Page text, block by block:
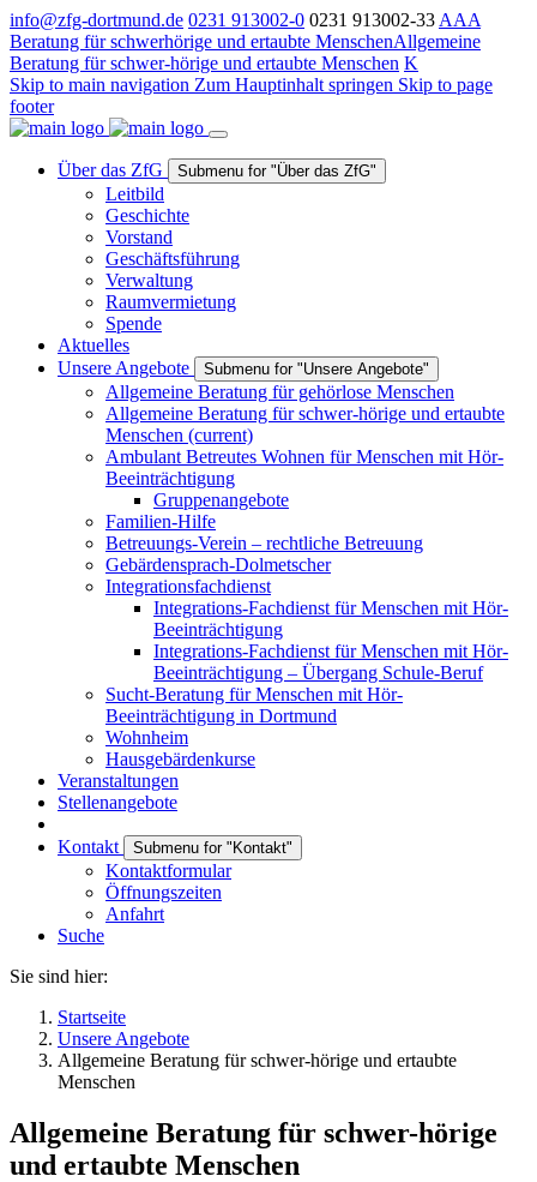
info@zfg-dortmund.de 0231 913002-0 0231 913002-33 AAA
Beratung für schwerhörige und ertaubte MenschenAllgemeine
Beratung für schwer-hörige und ertaubte Menschen K
Skip to main navigation Zum Hauptinhalt springen Skip to page
footer
Über das ZfG Submenu for "Über das ZfG"
Leitbild
Geschichte
Vorstand
Geschäftsführung
Verwaltung
Raumvermietung
Spende
Aktuelles
Unsere Angebote
Submenu for "Unsere Angebote"
Allgemeine Beratung für gehörlose Menschen
Allgemeine Beratung für schwer-hörige und ertaubte
Menschen (current)
Ambulant Betreutes Wohnen für Menschen mit Hör-
Beeinträchtigung
Gruppenangebote
Familien-Hilfe
Betreuungs-Verein – rechtliche Betreuung
Gebärdensprach-Dolmetscher
Integrationsfachdienst
Integrations-Fachdienst für Menschen mit Hör-
Beeinträchtigung
Integrations-Fachdienst für Menschen mit Hör-
Beeinträchtigung – Übergang Schule-Beruf
Sucht-Beratung für Menschen mit Hör-
Beeinträchtigung in Dortmund
Wohnheim
Hausgebärdenkurse
Veranstaltungen
Stellenangebote
Kontakt Submenu for "Kontakt"
Kontaktformular
Öffnungszeiten
Anfahrt
Suche
Sie sind hier:
Startseite
Unsere Angebote
Allgemeine Beratung für schwer-hörige und ertaubte
Menschen
Allgemeine Beratung für schwer-hörige
und ertaubte Menschen